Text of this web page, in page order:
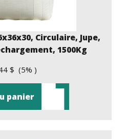
Circulaire, Jupe,
1500Kg
$ (5% )
panier